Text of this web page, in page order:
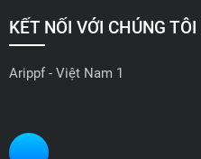
ĐẠI LÝ THỦ ĐỨC - TB AUTO
🔰 Địa chỉ: 482 Đ. Lê Văn Việt,
Thành phố Hồ Chí Minh
🗺️Xem trên bản đồ
KẾT NỐI VỚI CHÚNG TÔI
Arippf - Việt Nam 1